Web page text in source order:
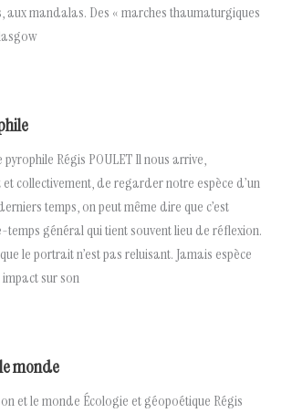
aux mandalas. Des « marches thaumaturgiques
pyrophile Régis POULET Il nous arrive,
collectivement, de regarder notre espèce d’un
temps, on peut même dire que c’est
temps général qui tient souvent lieu de réflexion.
le portrait n’est pas reluisant. Jamais espèce
impact sur son
monde
et le monde Écologie et géopoétique Régis